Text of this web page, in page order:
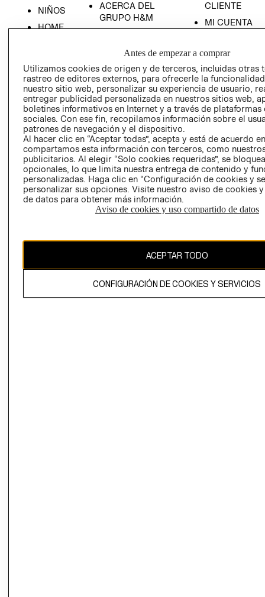
NIÑOS
HOME
ACERCA DEL
GRUPO H&M
RELACIÓN CON
INVERSIONISTAS
POLÍTICA
EMPRESARIAL
CLIENTE
MI CUENTA
TIENDAS
- RETIRO EN
TIENDA
TÉRMINOS Y
CONDICIONES
AVISO DE
PRIVACIDAD
GIFT CARD
AVISO DE
COOKIES
CAMBIAR REGIÓN
Antes de empezar a comprar
Utilizamos cookies de origen y de terceros, incluidas otras
rastreo de editores externos, para ofrecerle la
nuestro sitio web, personalizar su experiencia de usuario,
entregar publicidad personalizada en nuestros sitios web,
boletines informativos en Internet y a través de plataformas
sociales. Con ese fin, recopilamos información sobre el
patrones de navegación y el dispositivo.
Al hacer clic en “Aceptar todas”, acepta y está de acuerdo
compartamos esta información con terceros, como
publicitarios. Al elegir “Solo cookies requeridas”, se
opcionales, lo que limita nuestra entrega de contenido y
personalizadas. Haga clic en “Configuración de cookies y
personalizar sus opciones. Visite nuestro aviso de cookies
de datos para obtener más información.
Aviso de cookies y uso compartido de datos
ACEPTAR TODO
CONFIGURACIÓN DE COOKIES Y SERVICIOS